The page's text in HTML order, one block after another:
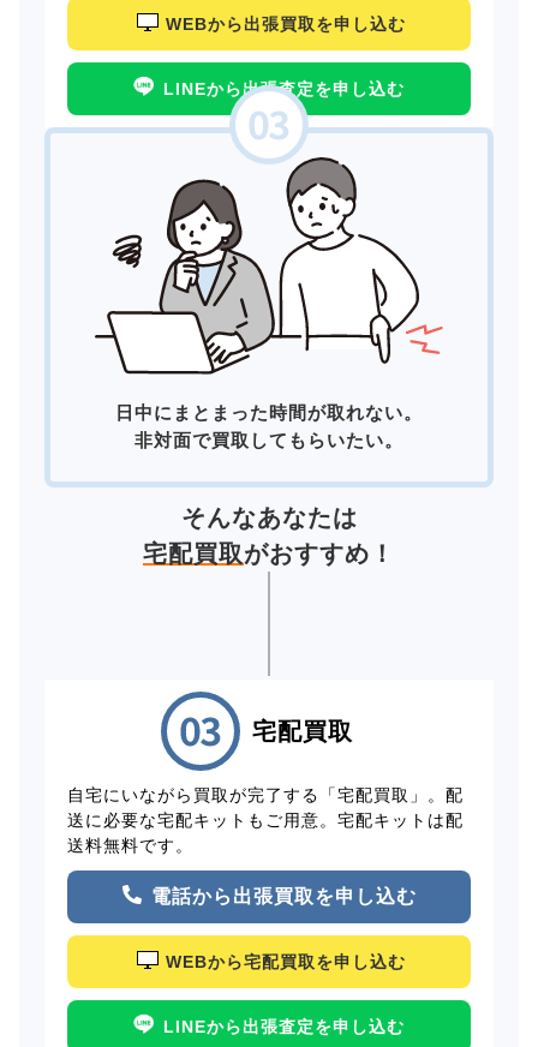
WEBから出張買取を申し込む
LINEから出張査定を申し込む
日中にまとまった時間が取れない。
非対面で買取してもらいたい。
そんなあなたは
宅配買取がおすすめ！
宅配買取
自宅にいながら買取が完了する「宅配買取」。配
送に必要な宅配キットもご用意。宅配キットは配
送料無料です。
電話から出張買取を申し込む
WEBから宅配買取を申し込む
LINEから出張査定を申し込む